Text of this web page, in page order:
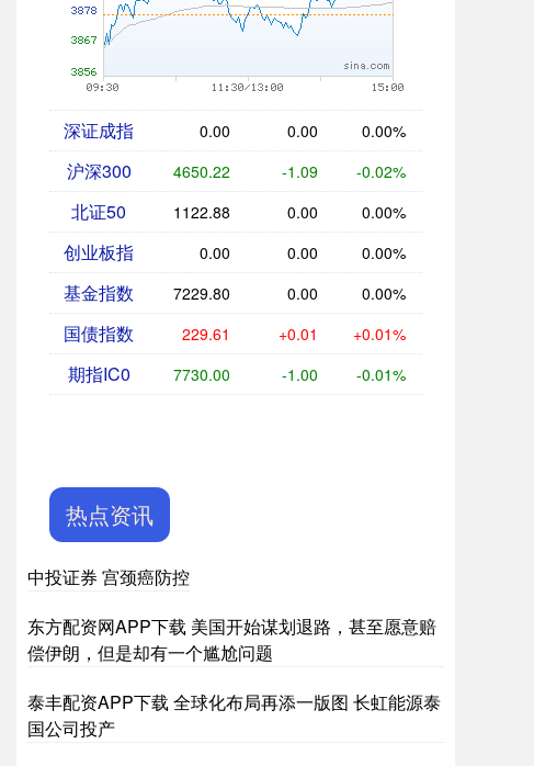
深证成指 0.00 0.00 0.00%
沪深300 4650.22 -1.09 -0.02%
北证50 1122.88 0.00 0.00%
创业板指 0.00 0.00 0.00%
基金指数 7229.80 0.00 0.00%
国债指数 229.61 +0.01 +0.01%
期指IC0 7730.00 -1.00 -0.01%
热点资讯
中投证券 宫颈癌防控
东方配资网APP下载 美国开始谋划退路，甚至愿意赔
偿伊朗，但是却有一个尴尬问题
泰丰配资APP下载 全球化布局再添一版图 长虹能源泰
国公司投产